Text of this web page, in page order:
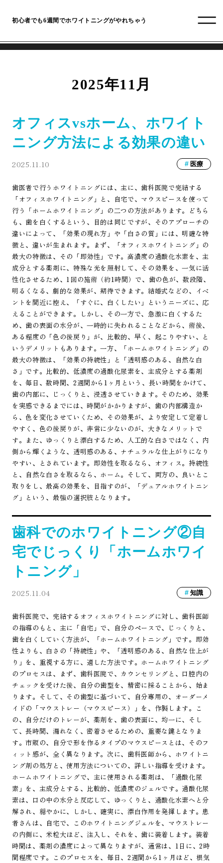
初心者でも6週間でホワイトニングがやれちゃう
2025年11月
オフィスvsホーム、ホワイト
ニング方法による効果の違い
2025.11.10 医療
歯医者で行うホワイトニングには、主に、歯科医院で完結する
「オフィスホワイトニング」と、自宅で、マウスピースを使って
行う「ホームホワイトニング」の二つの方法があります。どちら
も、歯を白くするという、目的は同じですが、そのアプローチの
違いによって、「効果の現れ方」や「白さの質」には、明確な特
徴と、違いが生まれます。まず、「オフィスホワイトニング」の
最大の特徴は、その「即効性」です。高濃度の過酸化水素を、主
成分とする薬剤に、特殊な光を照射して、その効果を、一気に活
性化させるため、1回の施術（約1時間）で、歯の色が、数段階、
明るくなる、劇的な効果が、期待できます。結婚式などの、イベ
ントを間近に控え、「すぐに、白くしたい」というニーズに、応
えることができます。しかし、その一方で、急激に白くするた
め、歯の表面の水分が、一時的に失われることなどから、術後、
ある程度の「色の後戻り」が、比較的、早く、起こりやすい、と
いうデメリットもあります。一方、「ホームホワイトニング」の
最大の特徴は、「効果の持続性」と「透明感のある、自然な白
さ」です。比較的、低濃度の過酸化尿素を、主成分とする薬剤
を、毎日、数時間、2週間から1ヶ月という、長い時間をかけて、
歯の内部に、じっくりと、浸透させていきます。そのため、効果
を実感できるまでには、時間がかかりますが、歯の内部構造か
ら、色を変化させていくため、その効果が、より安定して定着し
やすく、色の後戻りが、非常に少ないのが、大きなメリットで
す。また、ゆっくりと漂白するため、人工的な白さではなく、内
側から輝くような、透明感のある、ナチュラルな仕上がりになり
やすい、とされています。即効性を取るなら、オフィス。持続性
と、自然な白さを取るなら、ホーム。そして、両方の、良いとこ
取りをし、最高の効果を、目指すのが、「デュアルホワイトニン
グ」という、最強の選択肢となります。
歯科でのホワイトニング②自
宅でじっくり「ホームホワイ
トニング」
2025.11.04 知識
歯科医院で、完結するオフィスホワイトニングに対し、歯科医師
の指導のもと、主に「自宅」で、自分のペースで、じっくりと、
歯を白くしていく方法が、「ホームホワイトニング」です。即効
性よりも、白さの「持続性」や、「透明感のある、自然な仕上が
り」を、重視する方に、適した方法です。ホームホワイトニング
のプロセスは、まず、歯科医院で、カウンセリングと、口腔内の
チェックを受けた後、自分の歯型を、精密に採ることから、始ま
ります。そして、その歯型に基づいて、自分専用の、オーダーメ
イドの「マウストレー（マウスピース）」を、作製します。こ
の、自分だけのトレーが、薬剤を、歯の表面に、均一に、そし
て、長時間、漏れなく、密着させるための、重要な鍵となりま
す。市販の、自分で形を作るタイプのマウスピースとは、そのフ
ィット感が、全く異なります。次に、歯科医師から、ホワイトニ
ング剤の処方と、使用方法についての、詳しい指導を受けます。
ホームホワイトニングで、主に使用される薬剤は、「過酸化尿
素」を、主成分とする、比較的、低濃度のジェルです。過酸化尿
素は、口の中の水分と反応して、ゆっくりと、過酸化水素へと分
解され、穏やかに、しかし、確実に、漂白作用を発揮します。患
者さんは、自宅で、このホワイトニングジェルを、マウストレー
の内側に、米粒大ほど、注入し、それを、歯に装着します。装着
時間は、薬剤の濃度によって異なりますが、通常は、1日に、2時
間程度です。このプロセスを、毎日、2週間から1ヶ月ほど、根気